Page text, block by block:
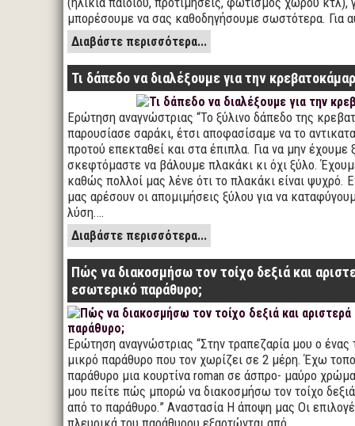
μπορέσουμε να σας καθοδηγήσουμε σωστότερα. Για
Διαβάστε περισσότερα...
Τι δάπεδο να διαλέξουμε για την
Ερώτηση αναγνώστριας “Το ξύλινο δάπεδο της
παρουσίασε σαράκι, έτσι αποφασίσαμε να το
προτού επεκταθεί και στα έπιπλα. Για να μην έχουμε
σκεφτόμαστε να βάλουμε πλακάκι κι όχι ξύλο.
καθώς πολλοί μας λένε ότι το πλακάκι είναι ψυχρό.
μας αρέσουν οι απομιμήσεις ξύλου για να
λύση.…
Διαβάστε περισσότερα...
Πώς να διακοσμήσω τον τοίχο δεξιά και
εσωτερικό παράθυρο;
Ερώτηση αναγνώστριας “Στην τραπεζαρία μου ο ένας
μικρό παράθυρο που τον χωρίζει σε 2 μέρη. Έχω
παράθυρο μια κουρτίνα roman σε άσπρο- μαύρο
μου πείτε πώς μπορώ να διακοσμήσω τον τοίχο
από το παράθυρο.” Αναστασία Η άποψη μας Οι
πλευρικά του παράθυρου εξαρτώνται από…